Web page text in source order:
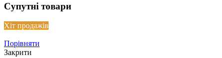
Супутні товари
Хіт продажів
Порівняти
Закрити